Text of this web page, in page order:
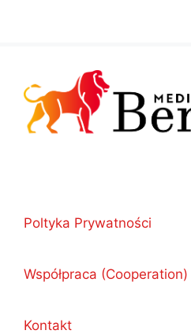
Poltyka Prywatności
Współpraca (Cooperation)
Kontakt